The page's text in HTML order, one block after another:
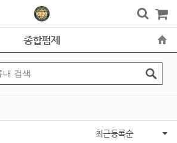
종합펌제
최근등록순